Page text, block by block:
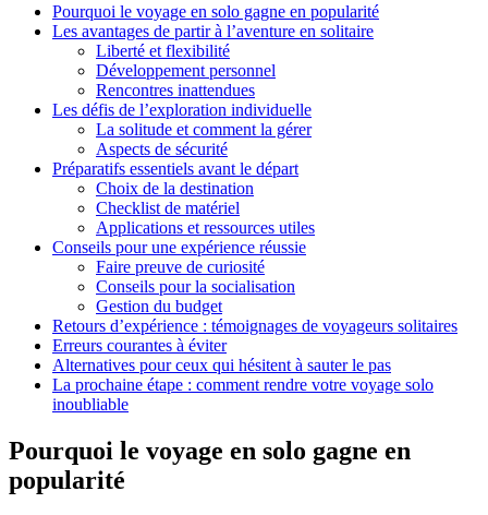
Pourquoi le voyage en solo gagne en popularité
Les avantages de partir à l’aventure en solitaire
Liberté et flexibilité
Développement personnel
Rencontres inattendues
Les défis de l’exploration individuelle
La solitude et comment la gérer
Aspects de sécurité
Préparatifs essentiels avant le départ
Choix de la destination
Checklist de matériel
Applications et ressources utiles
Conseils pour une expérience réussie
Faire preuve de curiosité
Conseils pour la socialisation
Gestion du budget
Retours d’expérience : témoignages de voyageurs solitaires
Erreurs courantes à éviter
Alternatives pour ceux qui hésitent à sauter le pas
La prochaine étape : comment rendre votre voyage solo
inoubliable
Pourquoi le voyage en solo gagne en
popularité